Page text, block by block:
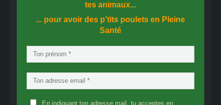
tes animaux...
... pour avoir des p'tits poulets en Pleine
Santé
En indiquant ton adresse mail, tu acceptes en